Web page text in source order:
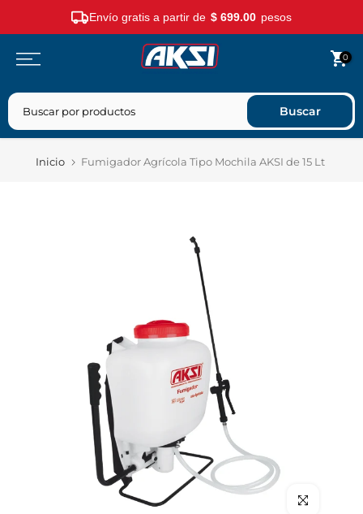
Envío gratis a partir de $ 699.00 pesos
Saltar
contenido
0
Buscar
Inicio Fumigador Agrícola Tipo Mochila AKSI de 15 Lt
Clic para